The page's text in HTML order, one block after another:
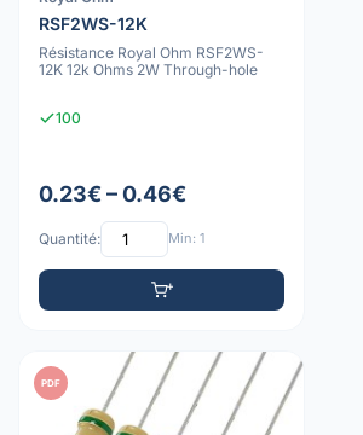
RSF2WS-12K
Résistance Royal Ohm RSF2WS-
12K 12k Ohms 2W Through-hole
100
0.23€ – 0.46€
Quantité: Min: 1
PDF